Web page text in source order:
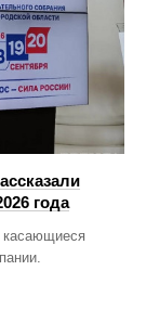
года
касающиеся